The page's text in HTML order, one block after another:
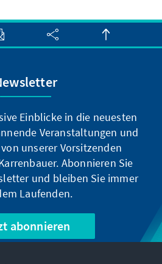
Einblicke in die neuesten
Veranstaltungen und
unserer Vorsitzenden
Abonnieren Sie
und bleiben Sie immer
Laufenden.
abonnieren